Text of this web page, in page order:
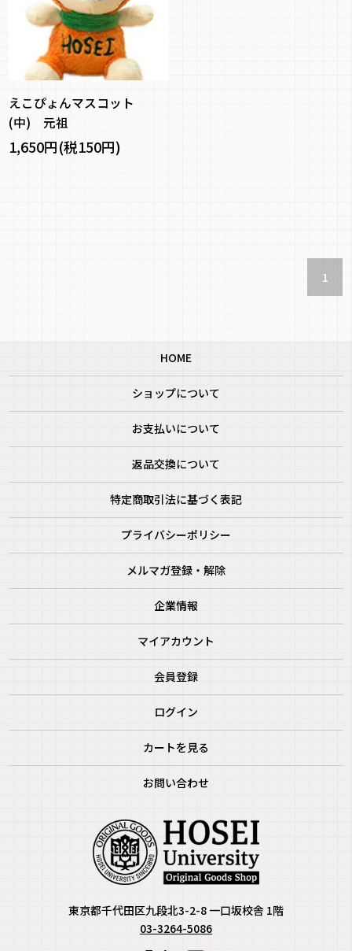
えこぴょんマスコット
(中) 元祖
1,650円(税150円)
1
HOME
ショップについて
お支払いについて
返品交換について
特定商取引法に基づく表記
プライバシーポリシー
メルマガ登録・解除
企業情報
マイアカウント
会員登録
ログイン
カートを見る
お問い合わせ
東京都千代田区九段北3-2-8 一口坂校舎 1階
03-3264-5086